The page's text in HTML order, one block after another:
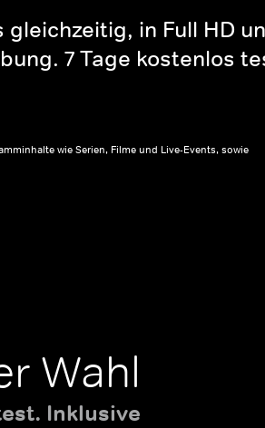
in Full HD
7 Tage kostenlos
wie Serien, Filme und Live-Events, sowie
Wahl
Inklusive